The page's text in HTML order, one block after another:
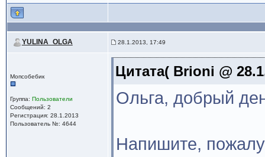
YULINA_OLGA 28.1.2013, 17:49
Мопсобебик
Группа: Пользователи
Сообщений: 2
Регистрация: 28.1.2013
Пользователь №: 4644
Цитата( Brioni @
Ольга, добрый
Напишите,